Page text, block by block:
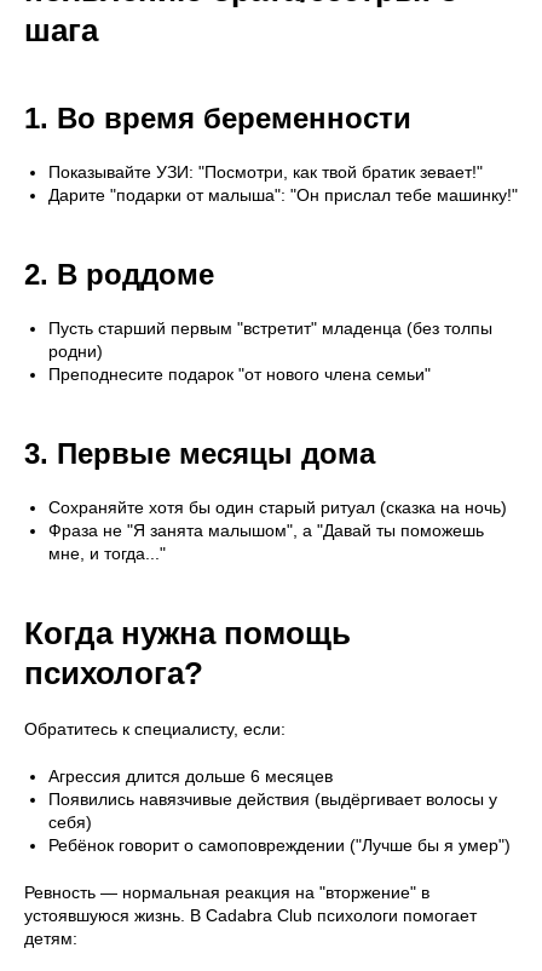
шага
1. Во время беременности
Показывайте УЗИ: "Посмотри, как твой братик зевает!"
Дарите "подарки от малыша": "Он прислал тебе машинку!"
2. В роддоме
Пусть старший первым "встретит" младенца (без толпы
родни)
Преподнесите подарок "от нового члена семьи"
3. Первые месяцы дома
Сохраняйте хотя бы один старый ритуал (сказка на ночь)
Фраза не "Я занята малышом", а "Давай ты поможешь
мне, и тогда..."
Когда нужна помощь
психолога?
Обратитесь к специалисту, если:
Агрессия длится дольше 6 месяцев
Появились навязчивые действия (выдёргивает волосы у
себя)
Ребёнок говорит о самоповреждении ("Лучше бы я умер")
Ревность — нормальная реакция на "вторжение" в
устоявшуюся жизнь. В Cadabra Club психологи помогает
детям: